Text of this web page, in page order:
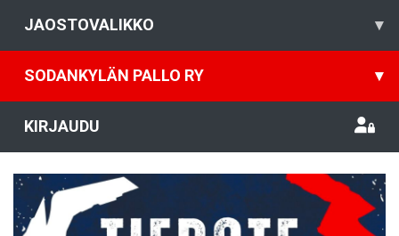
JAOSTOVALIKKO ▾
SODANKYLÄN PALLO RY ▾
KIRJAUDU